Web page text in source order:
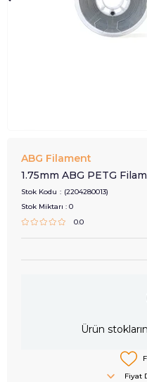
ABG Filament
1.75mm ABG PETG
Stok Kodu
(2204280013)
Stok Miktarı : 0
0.0
Ürün
Fiyat